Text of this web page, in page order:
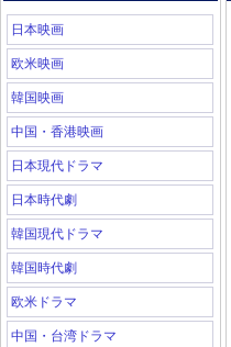
日本映画
欧米映画
韓国映画
中国・香港映画
日本現代ドラマ
日本時代劇
韓国現代ドラマ
韓国時代劇
欧米ドラマ
中国・台湾ドラマ